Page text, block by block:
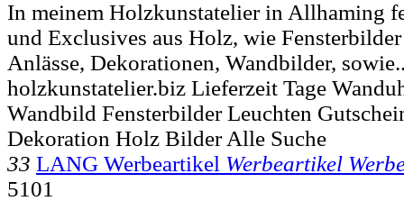
In meinem Holzkunstatelier in Allhaming
und Exclusives aus Holz, wie
Anlässe, Dekorationen, Wandbilder,
holzkunstatelier.biz Lieferzeit Tage
Wandbild Fensterbilder Leuchten
Dekoration Holz Bilder Alle Suche
33 LANG Werbeartikel Werbeartikel
5101